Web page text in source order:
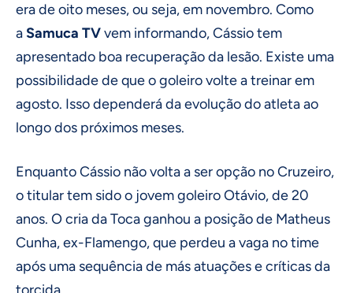
era de oito meses, ou seja, em novembro. Como
aSamuca TVvem informando, Cássio tem
apresentado boa recuperação da lesão. Existe uma
possibilidade de que o goleiro volte a treinar em
agosto. Isso dependerá da evolução do atleta ao
longo dos próximos meses.
Enquanto Cássio não volta a ser opção no Cruzeiro,
o titular tem sido o jovem goleiro Otávio, de 20
anos. O cria da Toca ganhou a posição de Matheus
Cunha, ex-Flamengo, que perdeu a vaga no time
após uma sequência de más atuações e críticas da